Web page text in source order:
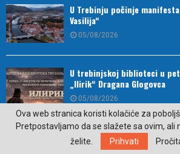
U Trebinju počinje
Vasilija“
05/08/2026
U trebinjskoj biblioteci u
„Ilirik“ Dragana Glogovca
05/08/2026
Vukašin Đurić potpisao za
05/08/2026
Ova web stranica koristi kolačiće za
Pretpostavljamo da se slažete sa ovim, ali
želite.
Prihvati